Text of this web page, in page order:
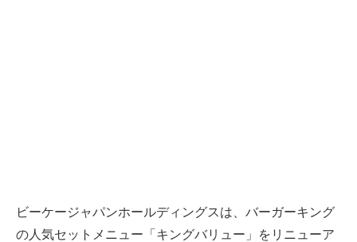
ビーケージャパンホールディングスは、バーガーキング
の人気セットメニュー「キングバリュー」をリニューア